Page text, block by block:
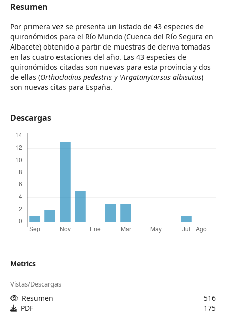
Resumen
Por primera vez se presenta un listado de 43 especies de
quironómidos para el Río Mundo (Cuenca del Río Segura en
Albacete) obtenido a partir de muestras de deriva tomadas
en las cuatro estaciones del año. Las 43 especies de
quironómidos citadas son nuevas para esta provincia y dos
de ellas (Orthocladius pedestris y Virgatanytarsus albisutus)
son nuevas citas para España.
Descargas
Metrics
Vistas/Descargas
Resumen
516
PDF
175